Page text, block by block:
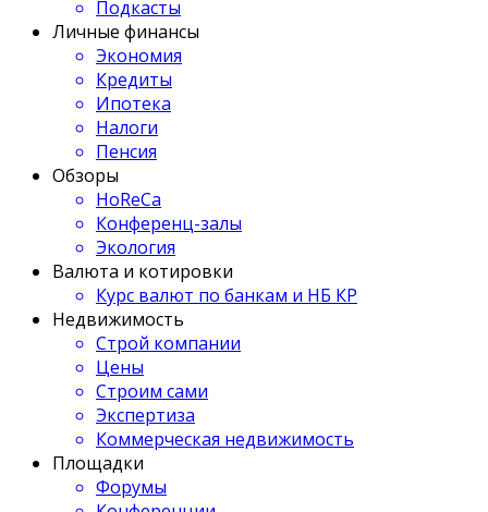
Подкасты
Личные финансы
Экономия
Кредиты
Ипотека
Налоги
Пенсия
Обзоры
HoReCa
Конференц-залы
Экология
Валюта и котировки
Курс валют по банкам и НБ КР
Недвижимость
Строй компании
Цены
Строим сами
Экспертиза
Коммерческая недвижимость
Площадки
Форумы